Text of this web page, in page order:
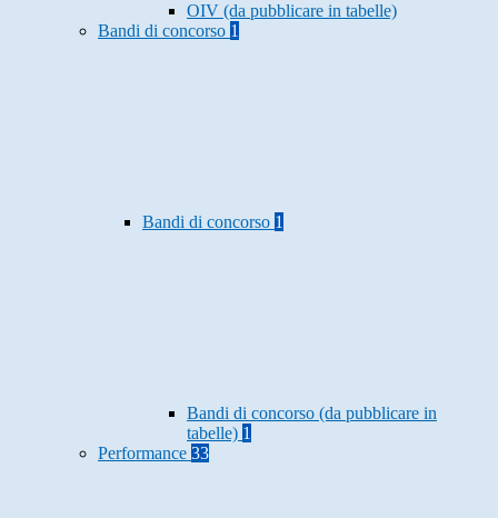
OIV (da pubblicare in tabelle)
Bandi di concorso 1
Bandi di concorso 1
Bandi di concorso (da pubblicare in
tabelle) 1
Performance 33